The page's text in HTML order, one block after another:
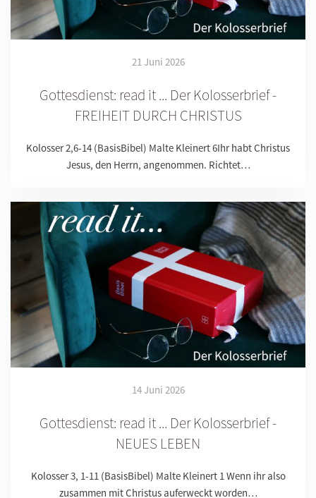
21 Juni 2026
Gottesdienst: read it ... Der Kolosserbrief -
FREIHEIT DURCH CHRISTUS
Kolosser 2,6-14 (BasisBibel) Malte Kleinert 6Ihr habt Christus
Jesus, den Herrn, angenommen. Richtet…
14 Juni 2026
Gottesdienst: read it ... Der Kolosserbrief -
NEUES LEBEN
Kolosser 3, 1-11 (BasisBibel) Malte Kleinert 1 Wenn ihr also
zusammen mit Christus auferweckt worden…